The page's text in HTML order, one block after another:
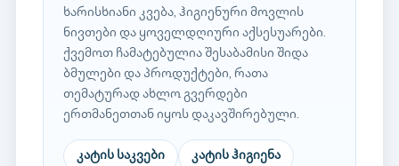
ხარისხიანი კვება, ჰიგიენური მოვლის
ნივთები და ყოველდღიური აქსესუარები.
ქვემოთ ჩამატებულია შესაბამისი შიდა
ბმულები და პროდუქტები, რათა
თემატურად ახლო გვერდები
ერთმანეთთან იყოს დაკავშირებული.
კატის საკვები კატის ჰიგიენა